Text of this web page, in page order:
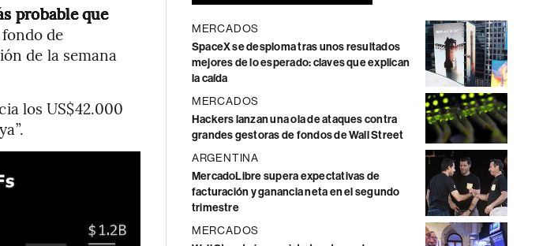
probable que
de
de la semana
los US$42.000
MERCADOS
SpaceX se desploma tras unos resultados
mejores de lo esperado: claves que explican
la caída
MERCADOS
Hackers lanzan una ola de ataques contra
grandes gestoras de fondos de Wall Street
ARGENTINA
MercadoLibre supera expectativas de
facturación y ganancia neta en el segundo
trimestre
MERCADOS